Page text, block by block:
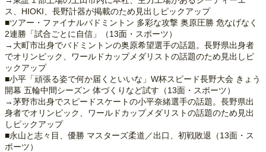
ス、HIOKI、長野計器が掲載のため見出しピックアップ
■ツアー・ファイナルバドミントン 多彩な攻撃 奥原圧勝 危なげなく
2連勝「試合ごとに自信」（13面・スポーツ）
→大町市出身でバドミントンの奥原希望選手の話題。長野県出身者
でオリンピック、ワールドカップメダリストの話題のため見出しピ
ックアップ
■小平「頑張る姿で何か届くといいな」W杯スピード長野大会 きょう
開幕 五輪中間シーズン 体づくりなど試す（13面・スポーツ）
→茅野市出身でスピードスケートの小平奈緒選手の話題。長野県出
身者でオリンピック、ワールドカップメダリストの話題のため見出
しピックアップ
■永山と志々目、優勝 マスターズ柔道／出口、初戦敗退（13面・ス
ポーツ）